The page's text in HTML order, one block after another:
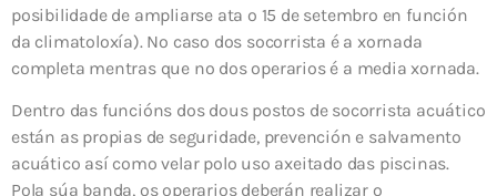
posibilidade de ampliarse ata o 15 de setembro en función
da climatoloxía). No caso dos socorrista é a xornada
completa mentras que no dos operarios é a media xornada.
Dentro das funcións dos dous postos de socorrista acuático
están as propias de seguridade, prevención e salvamento
acuático así como velar polo uso axeitado das piscinas.
Pola súa banda, os operarios deberán realizar o